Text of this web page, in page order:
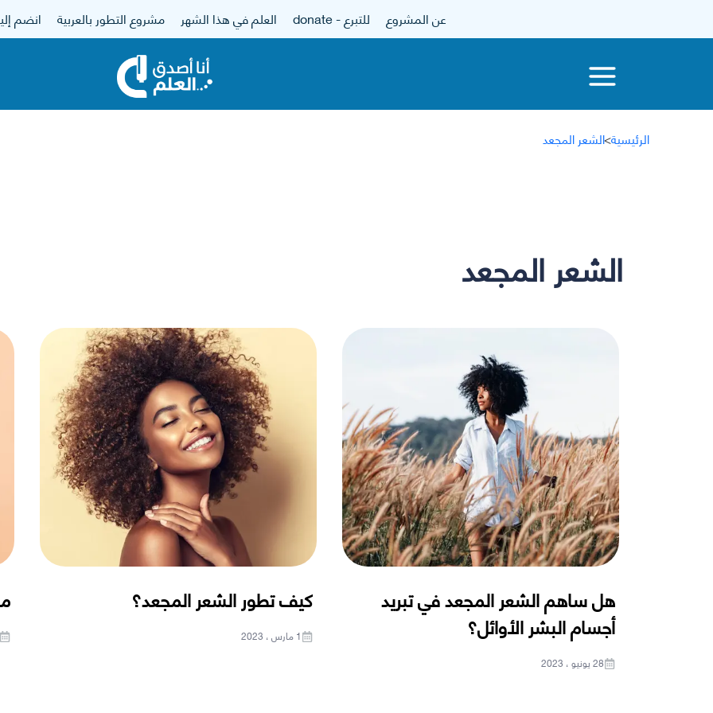
عن المشروع للتبرع - donate العلم في هذا الشهر مشروع التطور بالعربية انضم
الرئيسية>الشعر المجعد
الشعر المجعد
هل ساهم الشعر المجعد في تبريد
أجسام البشر الأوائل؟
28 يونيو ، 2023
كيف تطور الشعر المجعد؟
1 مارس ، 2023